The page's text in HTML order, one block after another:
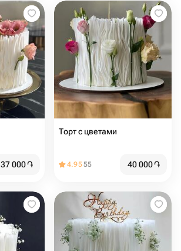
37 000֏
Торт с цветами
4.9555 40 000֏